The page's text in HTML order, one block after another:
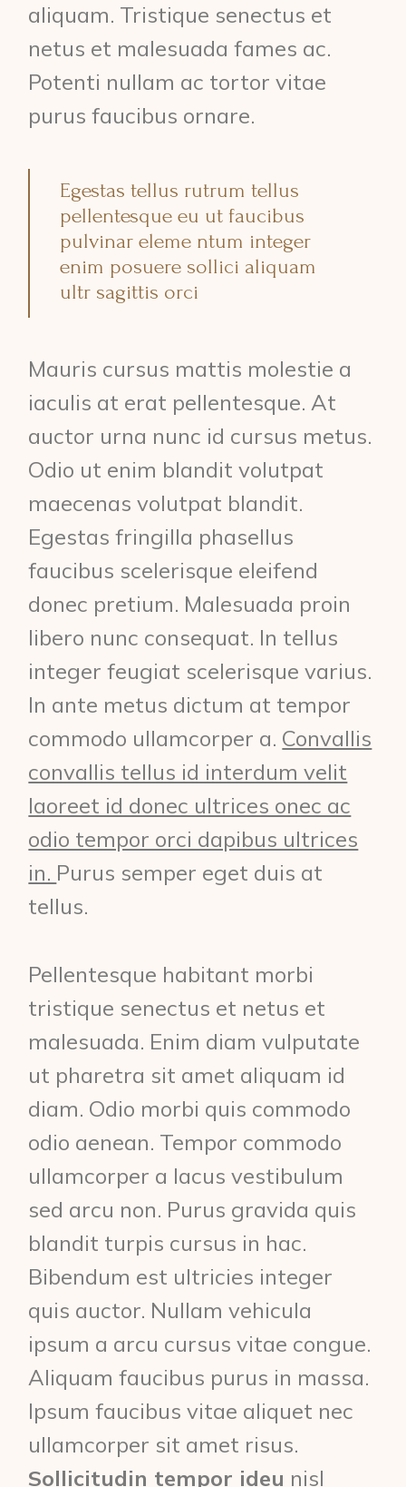
aliquam. Tristique senectus et
netus et malesuada fames ac.
Potenti nullam ac tortor vitae
purus faucibus ornare.
Egestas tellus rutrum tellus
pellentesque eu ut faucibus
pulvinar eleme ntum integer
enim posuere sollici aliquam
ultr sagittis orci
Mauris cursus mattis molestie a
iaculis at erat pellentesque. At
auctor urna nunc id cursus metus.
Odio ut enim blandit volutpat
maecenas volutpat blandit.
Egestas fringilla phasellus
faucibus scelerisque eleifend
donec pretium. Malesuada proin
libero nunc consequat. In tellus
integer feugiat scelerisque varius.
In ante metus dictum at tempor
commodo ullamcorper a. Convallis
convallis tellus id interdum velit
laoreet id donec ultrices onec ac
odio tempor orci dapibus ultrices
in. Purus semper eget duis at
tellus.
Pellentesque habitant morbi
tristique senectus et netus et
malesuada. Enim diam vulputate
ut pharetra sit amet aliquam id
diam. Odio morbi quis commodo
odio aenean. Tempor commodo
ullamcorper a lacus vestibulum
sed arcu non. Purus gravida quis
blandit turpis cursus in hac.
Bibendum est ultricies integer
quis auctor. Nullam vehicula
ipsum a arcu cursus vitae congue.
Aliquam faucibus purus in massa.
Ipsum faucibus vitae aliquet nec
ullamcorper sit amet risus.
Sollicitudin tempor ideu nisl